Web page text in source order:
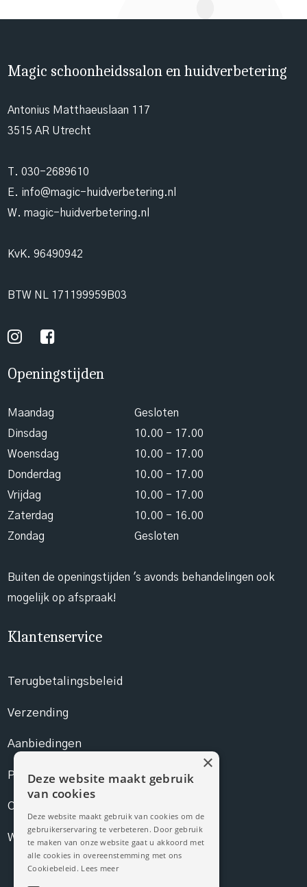
Magic schoonheidssalon en huidverbetering
Antonius Matthaeuslaan 117
3515 AR Utrecht
T. 030-2689610
E. info@magic-huidverbetering.nl
W. magic-huidverbetering.nl
KvK. 96490942
BTW NL 171199959B03
Openingstijden
Maandag
Gesloten
Dinsdag
10.00 - 17.00
Woensdag
10.00 - 17.00
Donderdag
10.00 - 17.00
Vrijdag
10.00 - 17.00
Zaterdag
10.00 - 16.00
Zondag
Gesloten
Buiten de openingstijden 's avonds behandelingen ook
mogelijk op afspraak!
Klantenservice
Terugbetalingsbeleid
Verzending
Aanbiedingen
Prijslijst
Contact
Webshop
Deze website maakt gebruik
van cookies
Deze website maakt gebruik van cookies om de
gebruikerservaring te verbeteren. Door gebruik
te maken van onze website gaat u akkoord met
alle cookies in overeenstemming met ons
Cookiebeleid. Lees meer
×